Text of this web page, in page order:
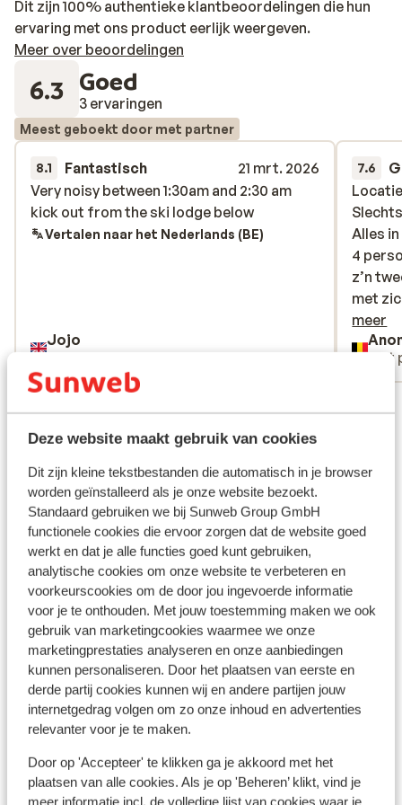
Deze website maakt gebruik van cookies
Dit zijn kleine tekstbestanden die automatisch in je browser
worden geïnstalleerd als je onze website bezoekt.
Standaard gebruiken we bij Sunweb Group GmbH
functionele cookies die ervoor zorgen dat de website goed
werkt en dat je alle functies goed kunt gebruiken,
analytische cookies om onze website te verbeteren en
voorkeurscookies om de door jou ingevoerde informatie
voor je te onthouden. Met jouw toestemming maken we ook
gebruik van marketingcookies waarmee we onze
marketingprestaties analyseren en onze aanbiedingen
kunnen personaliseren. Door het plaatsen van eerste en
derde partij cookies kunnen wij en andere partijen jouw
internetgedrag volgen om zo onze inhoud en advertenties
relevanter voor je te maken.
Door op 'Accepteer' te klikken ga je akkoord met het
plaatsen van alle cookies. Als je op 'Beheren’ klikt, vind je
Dit zijn 100% authentieke klantbeoordelingen die hun
ervaring met ons product eerlijk weergeven.
Meer over beoordelingen
6.3 Goed
3 ervaringen
Meest geboekt door met partner
8.1 Fantastisch
21 mrt. 2026
Very noisy between 1:30am and 2:30 am
kick out from the ski lodge below
Very noisy between 1:30am and 2:30 am
kick out from the ski lodge below
Vertalen naar het Nederlands (BE)
Jojo
7.6
Alles
4
z’n
met
straal
bar
Alles
4
z’n
met
meer
Ligging
Bekijk op kaart
Afstanden
Centrum: 0 m
Luchthaven: 107 km
Treinstation: 20 km
Skipiste: 500 m
Afstand tot langlaufloipe
Skilift: 50 m
Afstand tot skischool